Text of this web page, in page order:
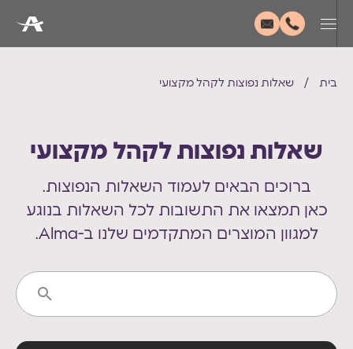
בית / שאלות נפוצות לקהל מקצועי
שאלות נפוצות לקהל מקצועי
ברוכים הבאים לעמוד השאלות הנפוצות.
כאן תמצאו את התשובות לכל השאלות בנוגע
למגוון המוצרים המתקדמים שלנו ב-Alma.